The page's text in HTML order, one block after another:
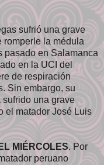
sufrió una grave
romperle la médula
pasado en Salamanca
en la UCI del
de respiración
Sin embargo, su
sufrido una grave
el matador José Luis
MIÉRCOLES. Por
peruano